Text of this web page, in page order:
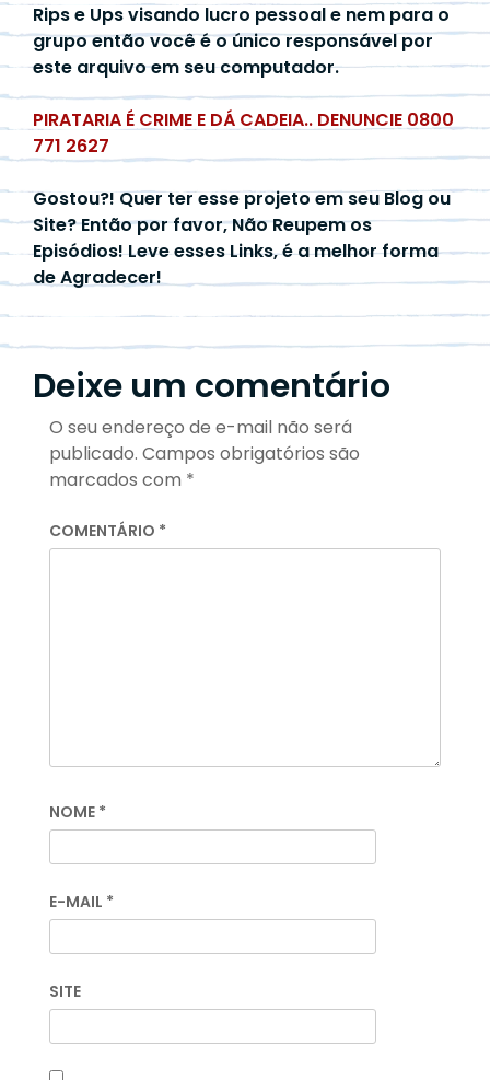
Rips e Ups visando lucro pessoal e nem para o
grupo então você é o único responsável por
este arquivo em seu computador.
PIRATARIA É CRIME E DÁ CADEIA.. DENUNCIE 0800
771 2627
Gostou?! Quer ter esse projeto em seu Blog ou
Site? Então por favor, Não Reupem os
Episódios! Leve esses Links, é a melhor forma
de Agradecer!
Deixe um comentário
O seu endereço de e-mail não será
publicado. Campos obrigatórios são
marcados com *
COMENTÁRIO *
NOME *
E-MAIL *
SITE